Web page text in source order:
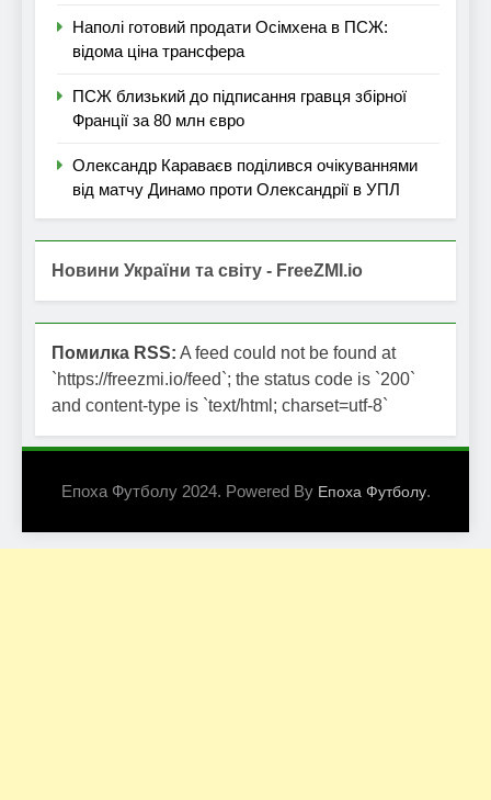
Наполі готовий продати Осімхена в ПСЖ:
відома ціна трансфера
ПСЖ близький до підписання гравця збірної
Франції за 80 млн євро
Олександр Караваєв поділився очікуваннями
від матчу Динамо проти Олександрії в УПЛ
Новини України та світу - FreeZMI.io
Помилка RSS: A feed could not be found at
`https://freezmi.io/feed`; the status code is `200`
and content-type is `text/html; charset=utf-8`
Епоха Футболу 2024. Powered By Епоха Футболу.